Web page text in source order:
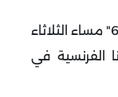
انطلق الصاروخ الأوروبي الثقيل "أريان 6" مساء الثلاثاء
الفرنسية في